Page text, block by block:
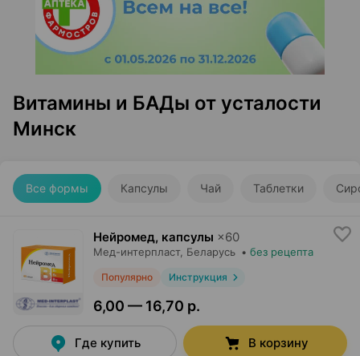
Витамины и БАДы от усталости
Минск
Все формы Капсулы Чай Таблетки
Нейромед, капсулы ×60
Мед-интерпласт, Беларусь • без рецепта
Популярно Инструкция
6,00 — 16,70 р.
Где купить В корзину